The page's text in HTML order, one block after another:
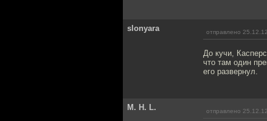
slonyara отправлено
До кучи,
что там один
его развернул.
M. H. L. отправлено